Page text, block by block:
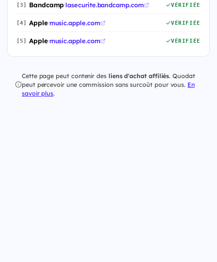
[3] Bandcamp·lasecurite.bandcamp.com VÉRIFIÉE
[4] Apple·music.apple.com VÉRIFIÉE
[5] Apple·music.apple.com VÉRIFIÉE
Cette page peut contenir des liens d'achat affiliés. Quodat
peut percevoir une commission sans surcoût pour vous. En
savoir plus.